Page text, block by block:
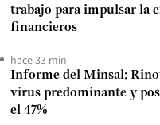
trabajo para impulsar la
financieros
hace 33 min
Informe del Minsal:
virus predominante y
el 47%